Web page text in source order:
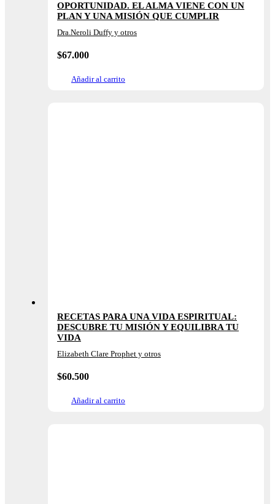
OPORTUNIDAD. EL ALMA VIENE CON UN
PLAN Y UNA MISIÓN QUE CUMPLIR
Dra.Neroli Duffy y otros
$67.000
Añadir al carrito
RECETAS PARA UNA VIDA ESPIRITUAL:
DESCUBRE TU MISIÓN Y EQUILIBRA TU
VIDA
Elizabeth Clare Prophet y otros
$60.500
Añadir al carrito